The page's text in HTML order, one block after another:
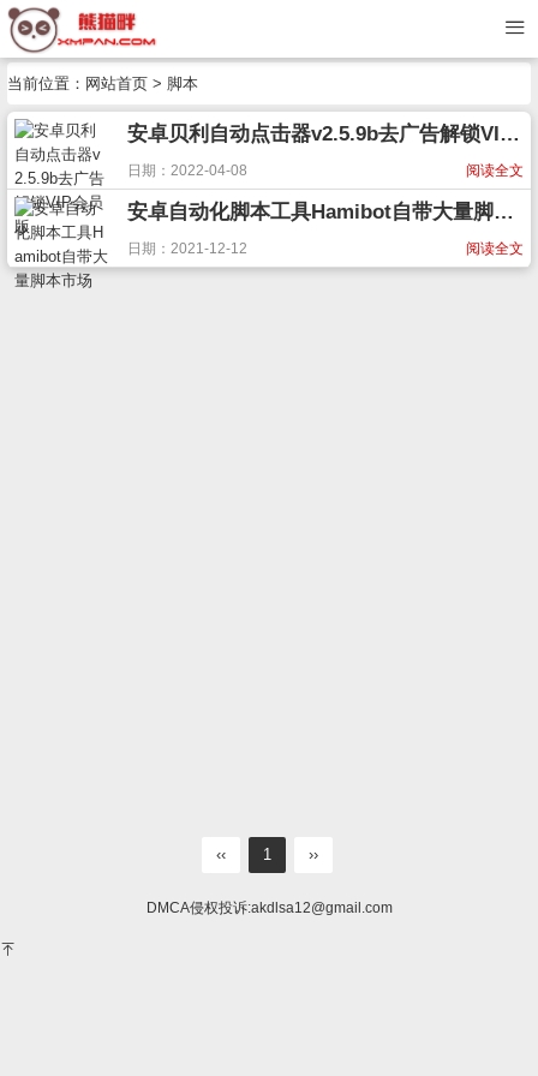
当前位置： 网站首页 > 脚本
安卓贝利自动点击器v2.5.9b去广告解锁VIP会员版
阅读全文
日期：2022-04-08
安卓自动化脚本工具Hamibot自带大量脚本市场
阅读全文
日期：2021-12-12
‹‹ 1 ››
DMCA侵权投诉:akdlsa12@gmail.com